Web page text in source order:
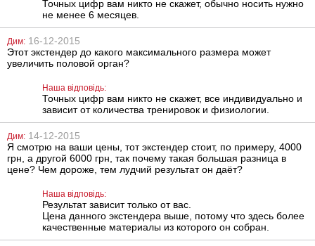
524 грн
Silicone Ass
1474 грн
для чоловіків
Lelo Billy 2
8545
Mega Dick
Sleeve
1330
Точных цифр вам никто не скажет, обычно носить нужно
не менее 6 месяцев.
Дим: 16-12-2015
Этот экстендер до какого максимального размера может
увеличить половой орган?
Наша відповідь:
Точных цифр вам никто не скажет, все индивидуально и
зависит от количества тренировок и физиологии.
Дим: 14-12-2015
Я смотрю на ваши цены, тот экстендер стоит, по примеру, 4000
грн, а другой 6000 грн, так почему такая большая разница в
цене? Чем дороже, тем лудчий результат он даёт?
Наша відповідь:
Результат зависит только от вас.
Цена данного экстендера выше, потому что здесь более
качественные материалы из которого он собран.